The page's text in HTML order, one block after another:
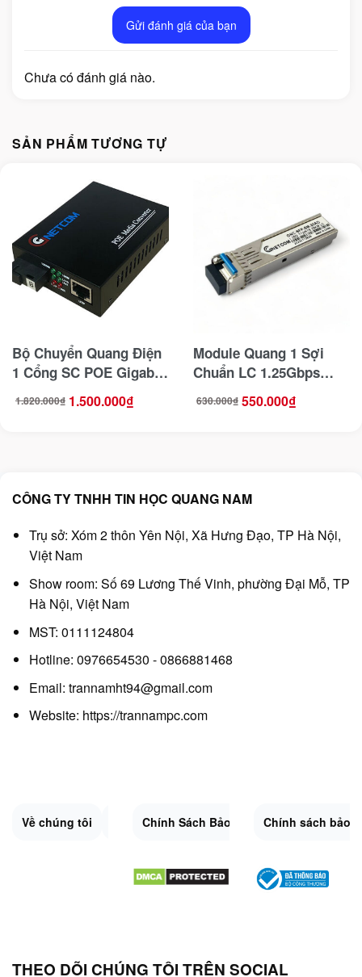
Gửi đánh giá của bạn
Chưa có đánh giá nào.
SẢN PHẨM TƯƠNG TỰ
Bộ Chuyển Quang Điện
1 Cổng SC POE Gigabit
20B (Chuẩn B)
1.820.000₫
Giá
gốc 1.500.000₫
Giá
hiện
Module Quang 1 Sợi
Chuẩn LC 1.25Gbps
20BD ( Chuẩn B)
630.000₫
Giá
gốc 550.000₫
Giá
hiện
CÔNG TY TNHH TIN HỌC QUANG NAM
Trụ sở: Xóm 2 thôn Yên Nội, Xã Hưng Đạo, TP Hà Nội,
Việt Nam
Show room: Số 69 Lương Thế Vinh, phường Đại Mỗ, TP
Hà Nội, Việt Nam
MST: 0111124804
Hotline: 0976654530 - 0866881468
Email: trannamht94@gmail.com
Website: https://trannampc.com
Về chúng tôi Liên Hệ Quy Định Chung Sitemap.XML
Chính Sách Bảo Mật Đổi trả và hoàn
Chính sách bảo
THEO DÕI CHÚNG TÔI TRÊN SOCIAL